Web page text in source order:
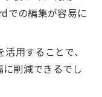
での編集が容易に
用することで、
削減できるでし